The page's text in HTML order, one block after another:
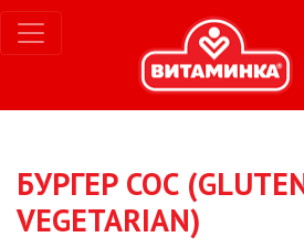
БУРГЕР СОС
VEGETARIAN)